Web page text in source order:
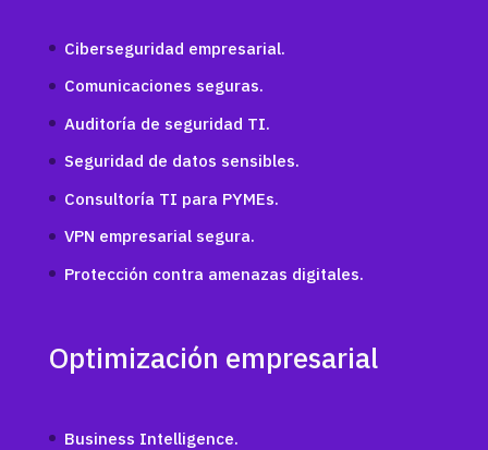
Ciberseguridad empresarial.
Comunicaciones seguras.
Auditoría de seguridad TI.
Seguridad de datos sensibles.
Consultoría TI para PYMEs.
VPN empresarial segura.
Protección contra amenazas digitales.
Optimización empresarial
Business Intelligence.